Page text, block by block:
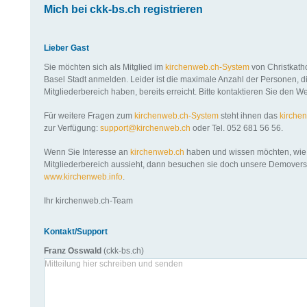
Mich bei ckk-bs.ch registrieren
Lieber Gast
Sie möchten sich als Mitglied im kirchenweb.ch-System von
Basel Stadt anmelden. Leider ist die maximale Anzahl der Personen,
Mitgliederbereich haben, bereits erreicht. Bitte kontaktieren Sie den
Für weitere Fragen zum kirchenweb.ch-System steht ihnen das
zur Verfügung: support@kirchenweb.ch oder Tel. 052 681 56 56.
Wenn Sie Interesse an kirchenweb.ch haben und wissen möchten,
Mitgliederbereich aussieht, dann besuchen sie doch unsere
www.kirchenweb.info.
Ihr kirchenweb.ch-Team
Kontakt/Support
Franz Osswald (ckk-bs.ch)